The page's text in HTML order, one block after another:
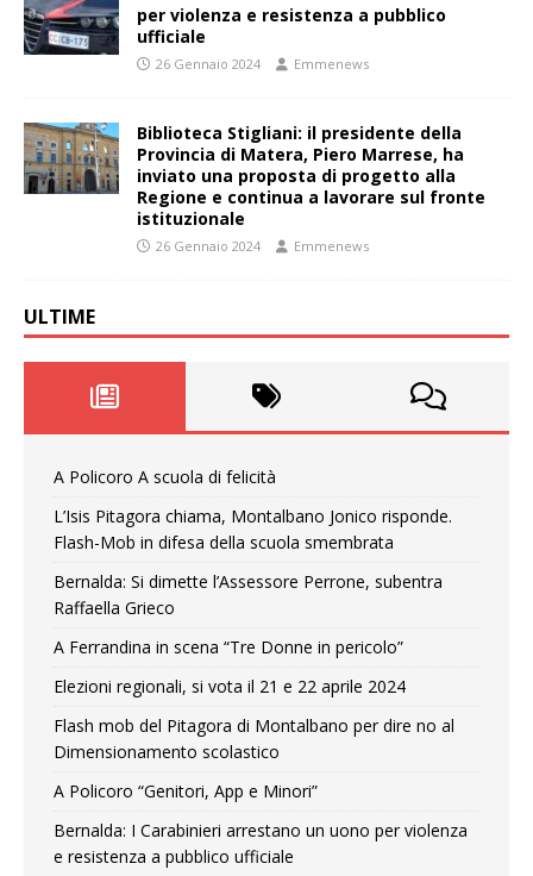
per violenza e resistenza a pubblico
ufficiale
26 Gennaio 2024 Emmenews
Biblioteca Stigliani: il presidente della
Provincia di Matera, Piero Marrese, ha
inviato una proposta di progetto alla
Regione e continua a lavorare sul fronte
istituzionale
26 Gennaio 2024 Emmenews
ULTIME
A Policoro A scuola di felicità
L’Isis Pitagora chiama, Montalbano Jonico risponde.
Flash-Mob in difesa della scuola smembrata
Bernalda: Si dimette l’Assessore Perrone, subentra
Raffaella Grieco
A Ferrandina in scena “Tre Donne in pericolo”
Elezioni regionali, si vota il 21 e 22 aprile 2024
Flash mob del Pitagora di Montalbano per dire no al
Dimensionamento scolastico
A Policoro “Genitori, App e Minori”
Bernalda: I Carabinieri arrestano un uono per violenza
e resistenza a pubblico ufficiale